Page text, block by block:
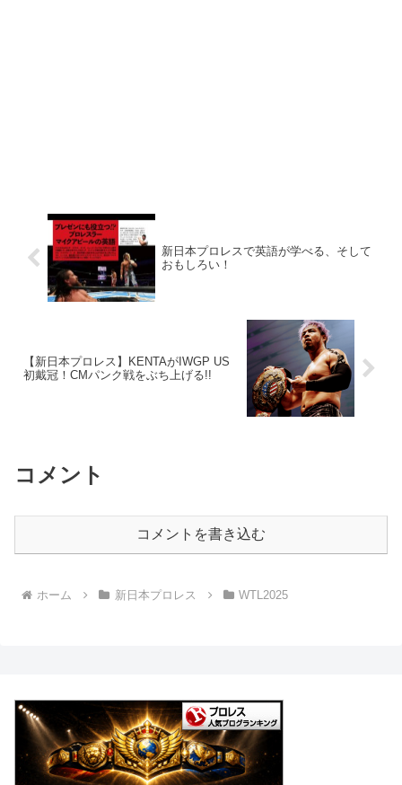
新日本プロレスで英語が学べる、そして
おもしろい！
【新日本プロレス】KENTAがIWGP US
初戴冠！CMパンク戦をぶち上げる!!
コメント
コメントを書き込む
ホーム 新日本プロレス WTL2025